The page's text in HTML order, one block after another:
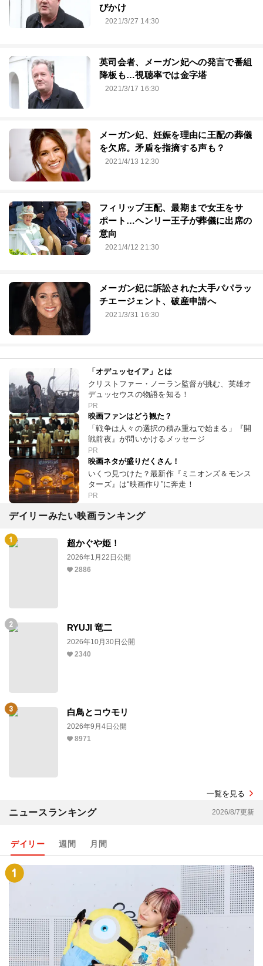
びかけ
2021/3/27 14:30
英司会者、メーガン妃への発言で番組
降板も…視聴率では金字塔
2021/3/17 16:30
メーガン妃、妊娠を理由に王配の葬儀
を欠席。矛盾を指摘する声も？
2021/4/13 12:30
フィリップ王配、最期まで女王をサ
ポート…ヘンリー王子が葬儀に出席の
意向
2021/4/12 21:30
メーガン妃に訴訟された大手パパラッ
チエージェント、破産申請へ
2021/3/31 16:30
「オデュッセイア」とは
クリストファー・ノーラン監督が挑む、英雄オ
デュッセウスの物語を知る！
PR
映画ファンはどう観た？
「戦争は人々の選択の積み重ねで始まる」『開
戦前夜』が問いかけるメッセージ
PR
映画ネタが盛りだくさん！
いくつ見つけた？最新作『ミニオンズ＆モンス
ターズ』は“映画作り”に奔走！
PR
デイリーみたい映画ランキング
超かぐや姫！
2026年1月22日公開
2886
RYUJI 竜二
2026年10月30日公開
2340
白鳥とコウモリ
2026年9月4日公開
8971
一覧を見る
ニュースランキング 2026/8/7更新
デイリー 週間 月間